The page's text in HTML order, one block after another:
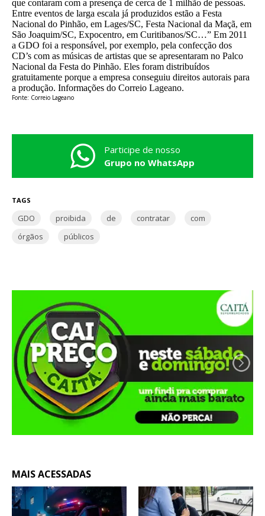
que contaram com a presença de cerca de 1 milhão de pessoas.
Entre eventos de larga escala já produzidos estão a Festa
Nacional do Pinhão, em Lages/SC, Festa Nacional da Maçã, em
São Joaquim/SC, Expocentro, em Curitibanos/SC…” Em 2011
a GDO foi a responsável, por exemplo, pela confecção dos
CD’s com as músicas de artistas que se apresentaram no Palco
Nacional da Festa do Pinhão. Eles foram distribuídos
gratuitamente porque a empresa conseguiu direitos autorais para
a produção. Informações do Correio Lageano.
Fonte: Correio Lageano
Participe de nosso
Grupo no WhatsApp
TAGS
GDO proibida de contratar
com
órgãos
públicos
MAIS ACESSADAS